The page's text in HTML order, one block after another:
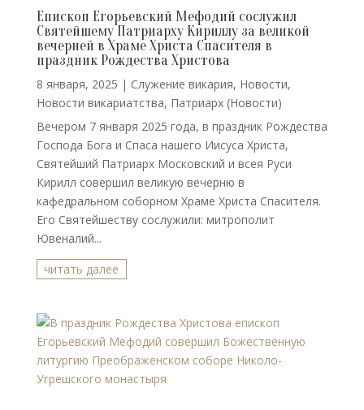
Епископ Егорьевский Мефодий сослужил
Святейшему Патриарху Кириллу за великой
вечерней в Храме Христа Спасителя в
праздник Рождества Христова
8 января, 2025 | Cлужение викария, Новости,
Новости викариатства, Патриарх (Новости)
Вечером 7 января 2025 года, в праздник Рождества
Господа Бога и Спаса нашего Иисуса Христа,
Святейший Патриарх Московский и всея Руси
Кирилл совершил великую вечерню в
кафедральном соборном Храме Христа Спасителя.
Его Святейшеству сослужили: митрополит
Ювеналий...
читать далее